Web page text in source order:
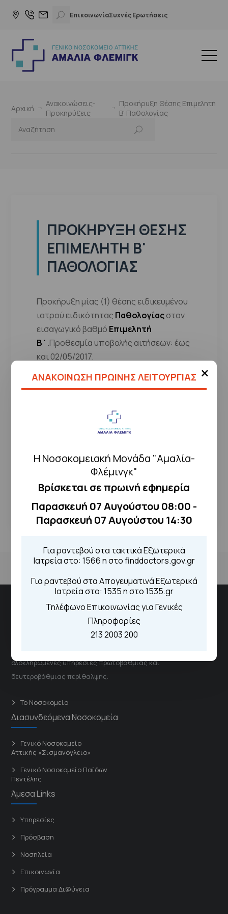
ΕπικοινωνίαΣυχνές Ερωτήσεις
×
ΑΝΑΚΟΙΝΩΣΗ ΠΡΩΙΝΗΣ ΛΕΙΤΟΥΡΓΙΑΣ
Η Νοσοκομειακή Μονάδα "Αμαλία-
Φλέμινγκ"
Βρίσκεται σε πρωινή εφημερία
Παρασκευή 07 Αυγούστου 08:00 -
Παρασκευή 07 Αυγούστου 14:30
Για ραντεβού στα τακτικά Εξωτερικά
Ιατρεία στο: 1566 η στο finddoctors.gov.gr
Για ραντεβού στα Απογευματινά Εξωτερικά
Ιατρεία στο: 1535 η στο 1535.gr
Τηλέφωνο Επικοινωνίας για Γενικές
Πληροφορίες
213 2003 200
Αρχική
Ανακοινώσεις-
Προκηρύξεις
Προκήρυξη Θέσης Επιμελητή
Β' Παθολογίας
ΠΡΟΚΉΡΥΞΗ ΘΈΣΗΣ
ΕΠΙΜΕΛΗΤΉ Β'
ΠΑΘΟΛΟΓΊΑΣ
Προκήρυξη μίας (1) θέσης ειδικευμένου
ιατρού ειδικότητας Παθολογίαςστον
εισαγωγικό βαθμό Επιμελητή
Β΄ .Προθεσμία υποβολής αιτήσεων: έως
και 02/05/2017.
ΔΕΊΤΕ ΤΟ ΑΡΧΕΊΟ
← Επιστροφή
Νοσοκομειακή Μονάδα "Αμαλία Φλέμιγκ"
Το νοσοκομείο αποτελεί έναν δυναμικό και ουσιαστικό
ολοκληρωμένες υπηρεσίες πρωτοβάθμιας και
δευτεροβάθμιας περίθαλψης.
Το Νοσοκομείο
Διασυνδεόμενα Νοσοκομεία
Γενικό Νοσοκομείο
Αττικής «Σισμανόγλειο»
Γενικό Νοσοκομείο Παίδων
Πεντέλης
Άμεσα Links
Υπηρεσίες
Πρόσβαση
Νοσηλεία
Επικοινωνία
Πρόγραμμα Δι@ύγεια